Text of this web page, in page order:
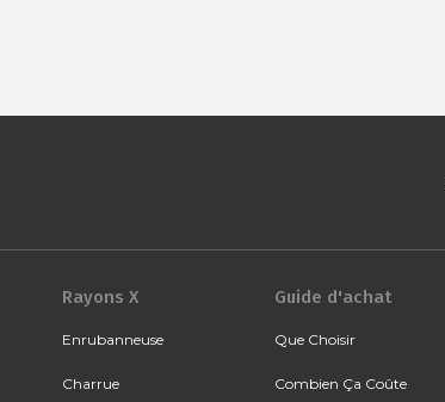
Rayons X
Enrubanneuse
Charrue
Guide d'achat
Que Choisir
Combien Ça Coûte